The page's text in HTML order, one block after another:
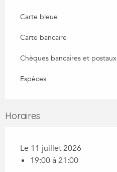
Carte bleue
Carte bancaire
Chèques bancaires et postaux
Espèces
Horaires
Le 11 juillet 2026
19:00 à 21:00